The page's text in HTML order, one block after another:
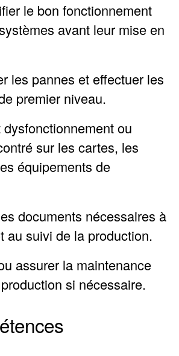
le bon fonctionnement
avant leur mise en
les pannes et effectuer les
premier niveau.
dysfonctionnement ou
sur les cartes, les
équipements de
documents nécessaires à
au suivi de la production.
assurer la maintenance
si nécessaire.